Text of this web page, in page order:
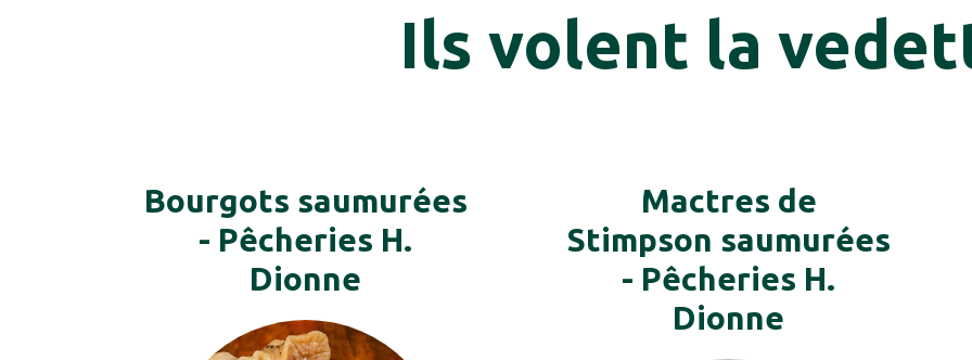
Ils volent la
Bourgots saumurées
- Pêcheries H.
Dionne
Mactres de
Stimpson saumurées
- Pêcheries H.
Dionne